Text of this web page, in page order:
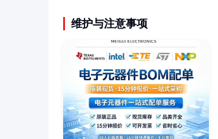
维护与注意事项